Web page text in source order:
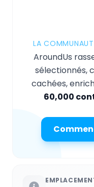
LA
AroundUs
sélectionnés,
cachées,
60,000